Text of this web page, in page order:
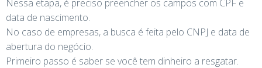
Nessa etapa, é preciso preencher os campos com CPF e
data de nascimento.
No caso de empresas, a busca é feita pelo CNPJ e data de
abertura do negócio.
Primeiro passo é saber se você tem dinheiro a resgatar.